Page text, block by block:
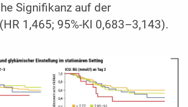
Signifikanz auf der
1,465; 95%-KI 0,683–3,143).